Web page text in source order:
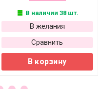
В наличии 38 шт.
В желания
Сравнить
В корзину